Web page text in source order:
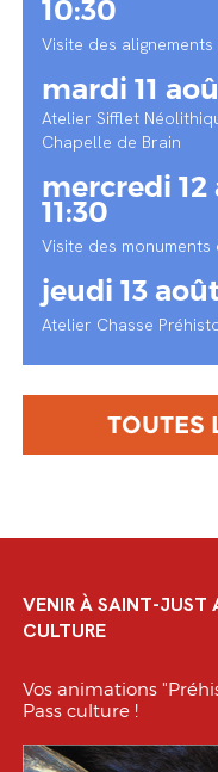
10:30
Visite des
mardi 11
Atelier Sifflet
Chapelle de Brain
mercredi 12
11:30
Visite des monuments
jeudi 13
Atelier Chasse
TOUTES
VENIR À SAINT-JUST
CULTURE
Vos animations
Pass culture !